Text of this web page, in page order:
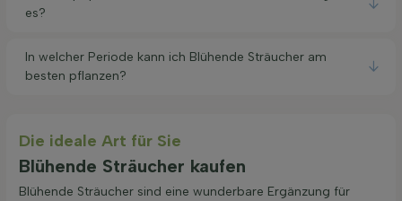
es?
In welcher Periode kann ich Blühende Sträucher am
besten pflanzen?
Die ideale Art für Sie
Blühende Sträucher kaufen
Blühende Sträucher sind eine wunderbare Ergänzung für